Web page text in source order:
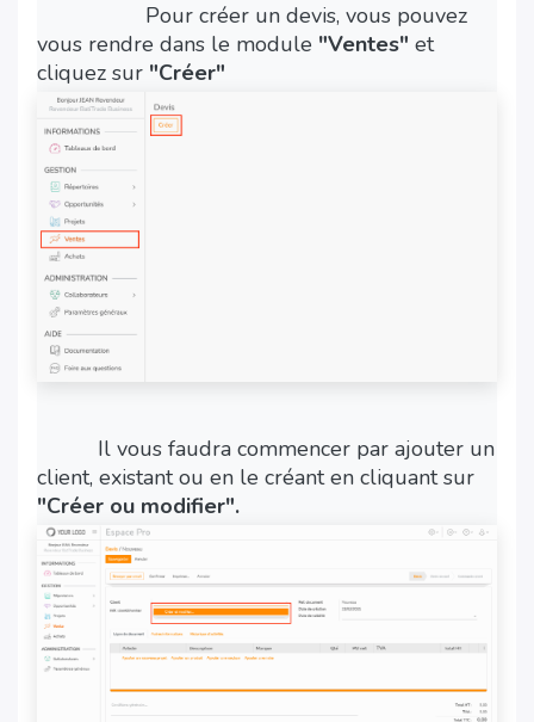
​Pour créer un devis, vous pouvez
vous rendre dans le module "Ventes" et
cliquez sur "Créer"
​Il vous faudra commencer par ajouter un
client, existant ou en le créant en cliquant sur
"Créer ou modifier".